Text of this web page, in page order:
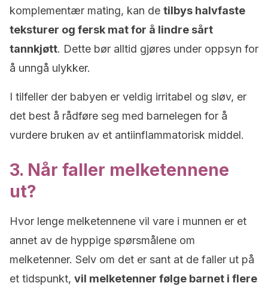
komplementær mating, kan de tilbys halvfaste
teksturer og fersk mat for å lindre sårt
tannkjøtt. Dette bør alltid gjøres under oppsyn for
å unngå ulykker.
I tilfeller der babyen er veldig irritabel og sløv, er
det best å rådføre seg med barnelegen for å
vurdere bruken av et antiinflammatorisk middel.
3. Når faller melketennene
ut?
Hvor lenge melketennene vil vare i munnen er et
annet av de hyppige spørsmålene om
melketenner. Selv om det er sant at de faller ut på
et tidspunkt, vil melketenner følge barnet i flere